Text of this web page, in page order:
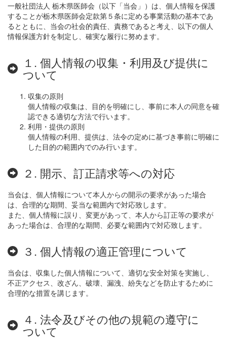
一般社団法人 栃木県医師会（以下「当会」）は、個人情報を保護
することが栃木県医師会定款第５条に定める事業活動の基本であ
るとともに、当会の社会的責任、責務であると考え、以下の個人
情報保護方針を制定し、確実な履行に努めます。
１. 個人情報の収集・利用及び提供に
ついて
収集の原則
個人情報の収集は、目的を明確にし、事前に本人の同意を確
認できる適切な方法で行います。
利用・提供の原則
個人情報の利用、提供は、法令の定めに基づき事前に明確に
した目的の範囲内でのみ行います。
２. 開示、訂正請求等への対応
当会は、個人情報について本人からの開示の要求があった場合
は、合理的な期間、妥当な範囲内で対応致します。
また、個人情報に誤り、変更があって、本人から訂正等の要求が
あった場合は、合理的な期間、必要な範囲内で対応致します。
３. 個人情報の適正管理について
当会は、収集した個人情報について、適切な安全対策を実施し、
不正アクセス、改ざん、破壊、漏洩、紛失などを防止するために
合理的な措置を講じます。
４. 法令及びその他の規範の遵守に
ついて